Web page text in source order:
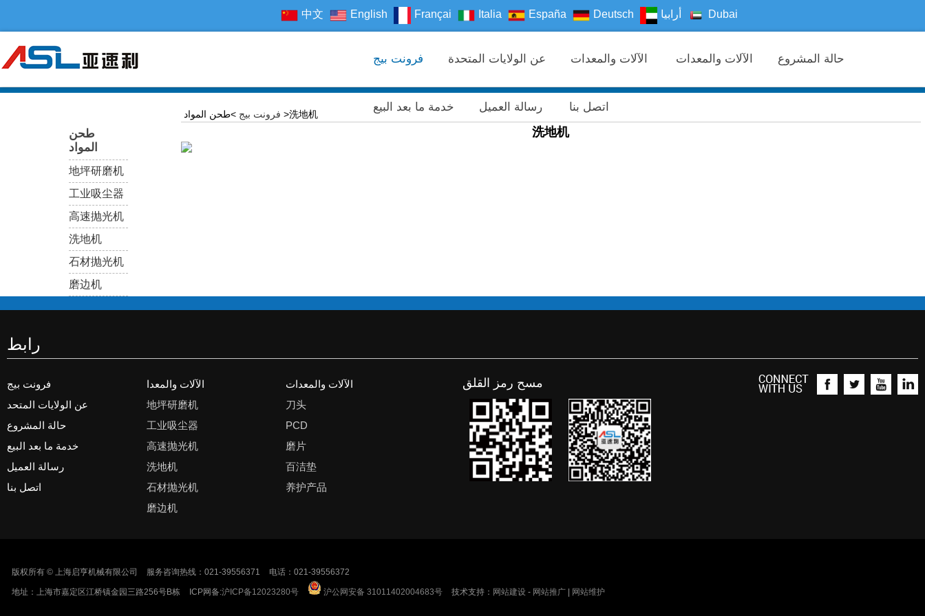
中文 English Françai Italia España Deutsch أرابيا Dubai
فرونت بيج عن الولايات المتحدة الآلات والمعدات حالة المشروع
خدمة ما بعد البيع رسالة العميل
طحن
地坪研磨机
工业吸尘器
高速抛光机
洗地机
石材抛光机
磨边机
فرونت بيج >طحن المواد >洗地机
洗地机
رابط
فرونت بيج
عن الولايات المتحد
حالة المشروع
خدمة ما بعد البيع
رسالة العميل
اتصل بنا
الآلات والمعدا
地坪研磨机
工业吸尘器
高速抛光机
洗地机
石材抛光机
磨边机
الآلات والمعدات
刀头
PCD
磨片
百洁垫
养护产品
مسح رمز القلق
版权所有 © 上海启亨机械有限公司 服务咨询热线：021-39556371 电话：021-39556372
地址：上海市嘉定区江桥镇金园三路256号B栋 ICP网备:沪ICP备12023280号 沪公网安备 31011402004683号 技术支持： 网站建设 - 网站推广 网站维护